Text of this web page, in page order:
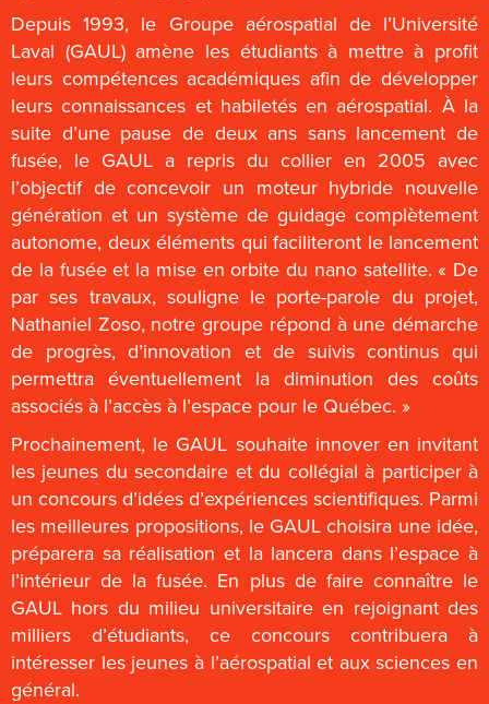
Depuis 1993, le Groupe aérospatial de l’Université
Laval (GAUL) amène les étudiants à mettre à profit
leurs compétences académiques afin de développer
leurs connaissances et habiletés en aérospatial. À la
suite d’une pause de deux ans sans lancement de
fusée, le GAUL a repris du collier en 2005 avec
l’objectif de concevoir un moteur hybride nouvelle
génération et un système de guidage complètement
autonome, deux éléments qui faciliteront le lancement
de la fusée et la mise en orbite du nano satellite. « De
par ses travaux, souligne le porte-parole du projet,
Nathaniel Zoso, notre groupe répond à une démarche
de progrès, d’innovation et de suivis continus qui
permettra éventuellement la diminution des coûts
associés à l’accès à l’espace pour le Québec. »
Prochainement, le GAUL souhaite innover en invitant
les jeunes du secondaire et du collégial à participer à
un concours d’idées d’expériences scientifiques. Parmi
les meilleures propositions, le GAUL choisira une idée,
préparera sa réalisation et la lancera dans l’espace à
l’intérieur de la fusée. En plus de faire connaître le
GAUL hors du milieu universitaire en rejoignant des
milliers d’étudiants, ce concours contribuera à
intéresser les jeunes à l’aérospatial et aux sciences en
général.